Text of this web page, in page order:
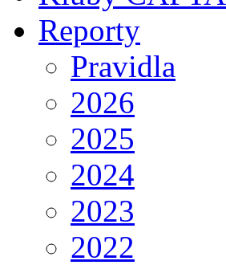
Reporty
Pravidla
2026
2025
2024
2023
2022